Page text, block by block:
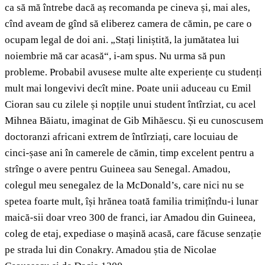
ca să mă întrebe dacă aș recomanda pe cineva și, mai ales,
cînd aveam de gînd să eliberez camera de cămin, pe care o
ocupam legal de doi ani. „Stați liniștită, la jumătatea lui
noiembrie mă car acasă“, i-am spus. Nu urma să pun
probleme. Probabil avusese multe alte experiențe cu studenți
mult mai longevivi decît mine. Poate unii aduceau cu Emil
Cioran sau cu zilele și nopțile unui student întîrziat, cu acel
Mihnea Băiatu, imaginat de Gib Mihăescu. Și eu cunoscusem
doctoranzi africani extrem de întîrziați, care locuiau de
cinci-șase ani în camerele de cămin, timp excelent pentru a
strînge o avere pentru Guineea sau Senegal. Amadou,
colegul meu senegalez de la McDonald’s, care nici nu se
spetea foarte mult, își hrănea toată familia trimițîndu-i lunar
maică-sii doar vreo 300 de franci, iar Amadou din Guineea,
coleg de etaj, expediase o mașină acasă, care făcuse senzație
pe strada lui din Conakry. Amadou știa de Nicolae